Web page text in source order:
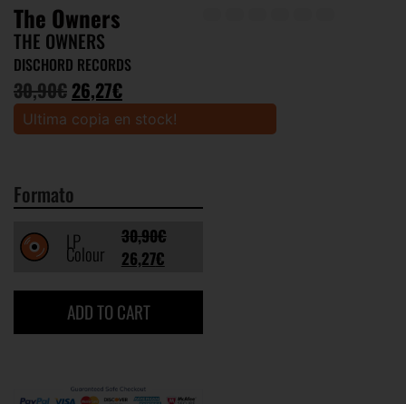
The Owners
THE OWNERS
DISCHORD RECORDS
30,90€ 26,27€
Ultima copia en stock!
Formato
LP
Colour
30,90€
26,27€
ADD TO CART